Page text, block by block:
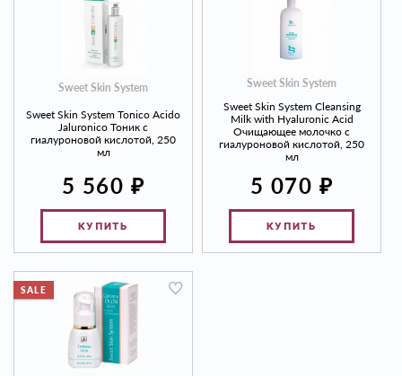
Sweet Skin System
Sweet Skin System Tonico Acido
Jaluronico Тоник с
гиалуроновой кислотой, 250
мл
5 560 ₽
КУПИТЬ
Sweet Skin System
Sweet Skin System Cleansing
Milk with Hyaluronic Acid
Очищающее молочко с
гиалуроновой кислотой, 250
мл
5 070 ₽
КУПИТЬ
SALE